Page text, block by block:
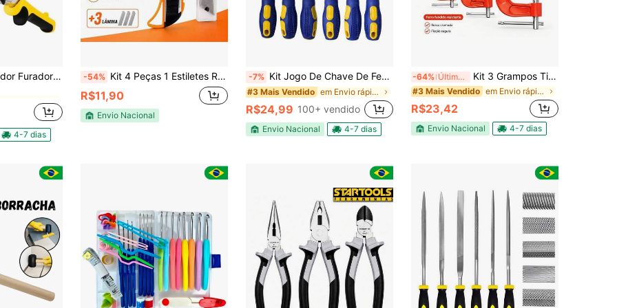
Cabo Emborrachado 9 Polegadas Profissional
em Multifuncional Alicate
4-7 dias
-54% Kit 4 Peças 1 Estiletes Retrátil 18mm Profissional +3 Lâminas
R$11,90
Envio Nacional
-7% Kit Jogo De Chave De Fenda / Phillips Com 6 Peças Imantadas
#3 Mais Vendido em Envio rápido Chave de fenda
R$24,99 100+ vendido
Envio Nacional 4-7 dias
-64% Últimos 3 dias Kit 3 Grampos Tipo G para Marcenaria, Grampos de Fixação para Bricolagem e Projetos de Madeira, Aço Resistente para Oficina em Casa
#3 Mais Vendido em Envio rápido Conjuntos de ferramentas manuais
R$23,42
Envio Nacional 4-7 dias